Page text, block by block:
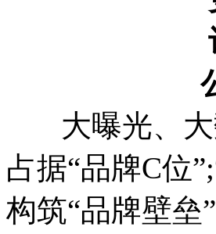
大曝光、大
占据“品牌C位
构筑“品牌壁垒